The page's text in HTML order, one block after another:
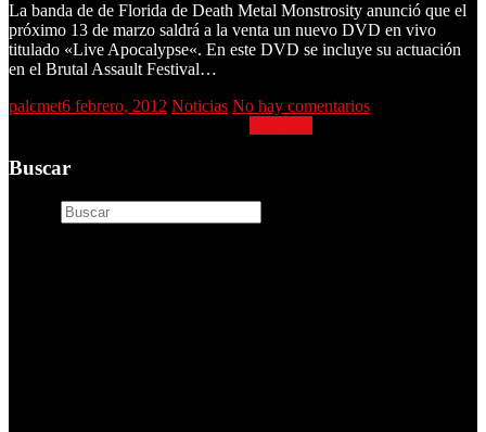
La banda de de Florida de Death Metal Monstrosity anunció que el
próximo 13 de marzo saldrá a la venta un nuevo DVD en vivo
titulado «Live Apocalypse«. En este DVD se incluye su actuación
en el Brutal Assault Festival…
palcmet6 febrero, 2012 Noticias No hay comentarios
Buscar